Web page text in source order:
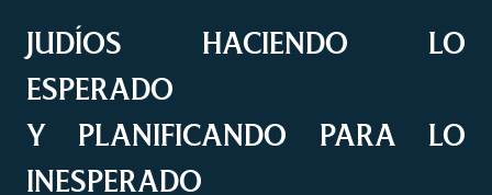
JUDÍOS HACIENDO LO
ESPERADO
Y PLANIFICANDO PARA LO
INESPERADO